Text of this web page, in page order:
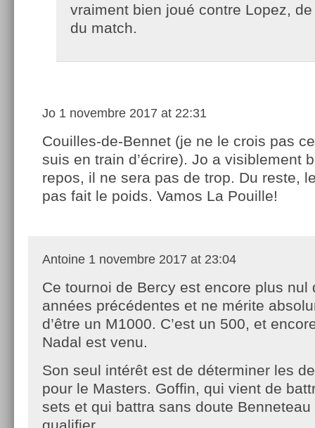
vraiment bien joué contre Lopez, de
du match.
Jo 1 novembre 2017 at 22:31
Couilles-de-Bennet (je ne le crois pas
suis en train d’écrire). Jo a visiblement
repos, il ne sera pas de trop. Du reste,
pas fait le poids. Vamos La Pouille!
Antoine 1 novembre 2017 at 23:04
Ce tournoi de Bercy est encore plus nul
années précédentes et ne mérite
d’être un M1000. C’est un 500, et
Nadal est venu.
Son seul intérêt est de déterminer les
pour le Masters. Goffin, qui vient de
sets et qui battra sans doute